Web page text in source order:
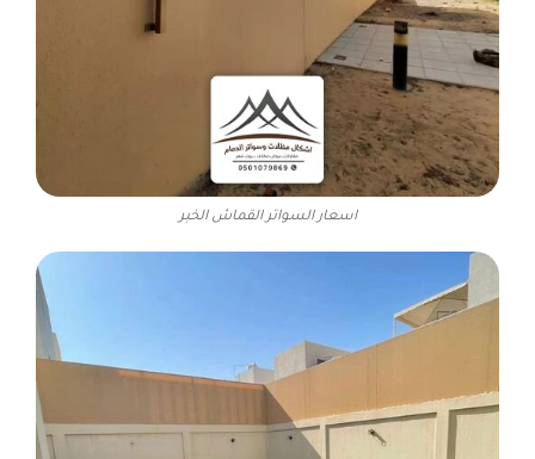
اسعار السواتر القماش الخبر